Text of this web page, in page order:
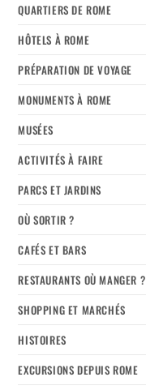
QUARTIERS DE ROME
HÔTELS À ROME
PRÉPARATION DE VOYAGE
MONUMENTS À ROME
MUSÉES
ACTIVITÉS À FAIRE
PARCS ET JARDINS
OÙ SORTIR ?
CAFÉS ET BARS
RESTAURANTS OÙ MANGER ?
SHOPPING ET MARCHÉS
HISTOIRES
EXCURSIONS DEPUIS ROME